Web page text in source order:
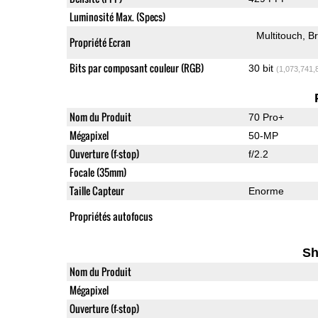
Luminosité Max. (Specs)
Propriété Ecran
Multitouch
Bits par composant couleur (RGB) 30 bit
Nom du Produit 70 Pro+
Mégapixel 50-MP
Ouverture (f-stop) f/2.2
Focale (35mm)
Taille Capteur
Enorme
Propriétés autofocus
Nom du Produit
Mégapixel
Ouverture (f-stop)